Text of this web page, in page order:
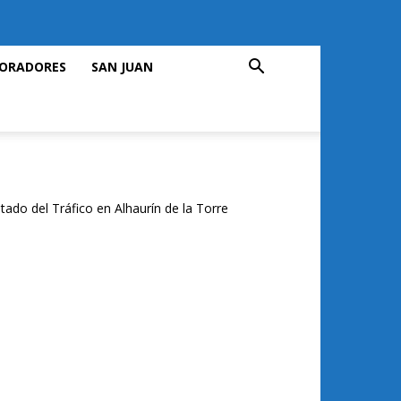
SAN JUAN
del Tráfico en Alhaurín de la Torre